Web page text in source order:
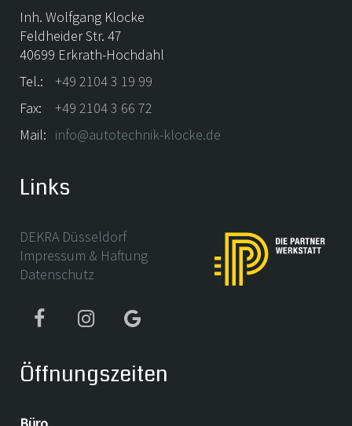
Inh. Wolfgang Klocke
Feldheider Str. 47
40699 Erkrath-Hochdahl
Tel.:
+49 2104 3 19 99
Fax:
+49 2104 3 66 72
Mail: info@autotechnik-klocke.de
Links
DEKRA Düsseldorf
Impressum & Haftung
Datenschutz
Öffnungszeiten